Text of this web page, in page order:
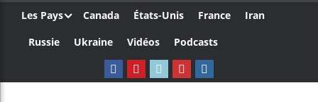
Les Pays Canada États-Unis France
Iran
Russie
Ukraine Vidéos Podcasts